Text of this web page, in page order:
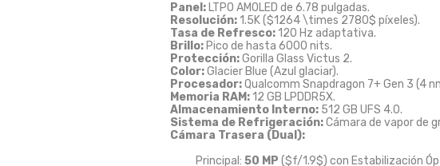
Panel: LTPO AMOLED de 6.78 pulgadas.
Resolución:1.5K ($1264 \times 2780$ píxeles).
Tasa de Refresco:120 Hz adaptativa.
Brillo: Pico de hasta 6000 nits.
Protección:Gorilla Glass Victus 2.
Color:Glacier Blue (Azul glaciar).
Procesador:Qualcomm Snapdragon 7+ Gen 3 (4
Memoria RAM:12 GB LPDDR5X.
Almacenamiento Interno: 512 GB UFS 4.0.
Sistema de Refrigeración:Cámara de vapor de
Cámara Trasera (Dual):
Principal: 50 MP ($f/1.9$) con Estabilización